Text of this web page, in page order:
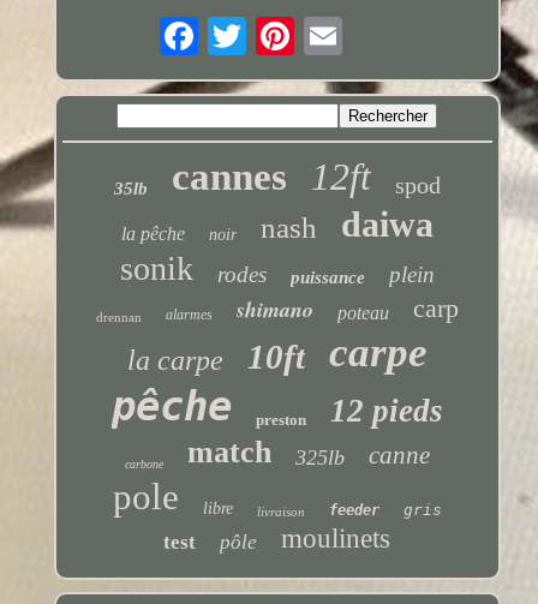
35lb cannes 12ft spod
la pêche noir nash daiwa
sonik rodes puissance plein
drennan alarmes shimano poteau carp
la carpe 10ft carpe
pêche preston 12 pieds
carbone match 325lb canne
pole libre livraison feeder gris
test pôle moulinets